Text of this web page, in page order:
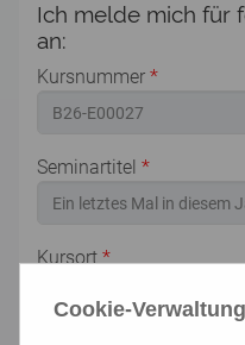
Ich melde mich für
an:
Kursnummer *
Seminartitel *
Kursort*
Cookie-Verwaltung